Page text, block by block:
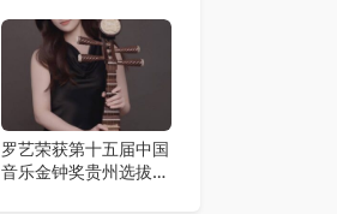
罗艺荣获第十五届中国
音乐金钟奖贵州选拔赛